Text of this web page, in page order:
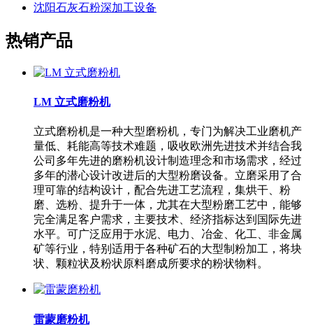
沈阳石灰石粉深加工设备
热销产品
LM 立式磨粉机
立式磨粉机是一种大型磨粉机，专门为解决工业磨机产
量低、耗能高等技术难题，吸收欧洲先进技术并结合我
公司多年先进的磨粉机设计制造理念和市场需求，经过
多年的潜心设计改进后的大型粉磨设备。立磨采用了合
理可靠的结构设计，配合先进工艺流程，集烘干、粉
磨、选粉、提升于一体，尤其在大型粉磨工艺中，能够
完全满足客户需求，主要技术、经济指标达到国际先进
水平。可广泛应用于水泥、电力、冶金、化工、非金属
矿等行业，特别适用于各种矿石的大型制粉加工，将块
状、颗粒状及粉状原料磨成所要求的粉状物料。
雷蒙磨粉机